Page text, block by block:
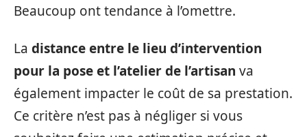
Beaucoup ont tendance à l’omettre.
La distance entre le lieu d’intervention
pour la pose et l’atelier de l’artisan va
également impacter le coût de sa prestation.
Ce critère n’est pas à négliger si vous